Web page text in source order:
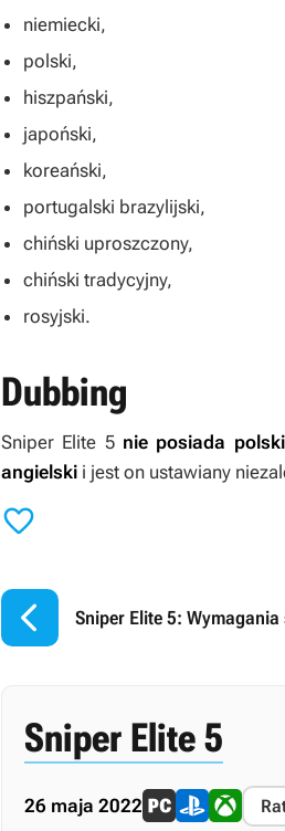
niemiecki,
polski,
hiszpański,
japoński,
koreański,
portugalski brazylijski,
chiński uproszczony,
chiński tradycyjny,
rosyjski.
Dubbing
Sniper Elite 5 nie posiada
angielski i jest on ustawiany

 Sniper Elite 5: Wymagania
Sniper Elite 5
26 maja 2022